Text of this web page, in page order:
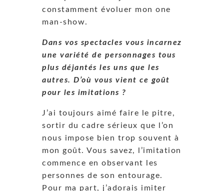
constamment évoluer mon one
man-show.
Dans vos spectacles vous incarnez
une variété de personnages tous
plus déjantés les uns que les
autres. D’où vous vient ce goût
pour les imitations ?
J’ai toujours aimé faire le pitre,
sortir du cadre sérieux que l’on
nous impose bien trop souvent à
mon goût. Vous savez, l’imitation
commence en observant les
personnes de son entourage.
Pour ma part, j’adorais imiter